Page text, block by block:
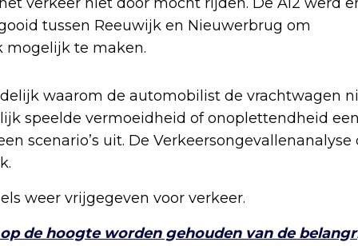
tussen Reeuwijk en Nieuwerbrug om
mogelijk te maken.
waarom de automobilist de vrachtwagen
speelde vermoeidheid of onoplettendheid
scenario’s uit. De Verkeersongevallenanalyse
weer vrijgegeven voor verkeer.
de hoogte worden gehouden van de